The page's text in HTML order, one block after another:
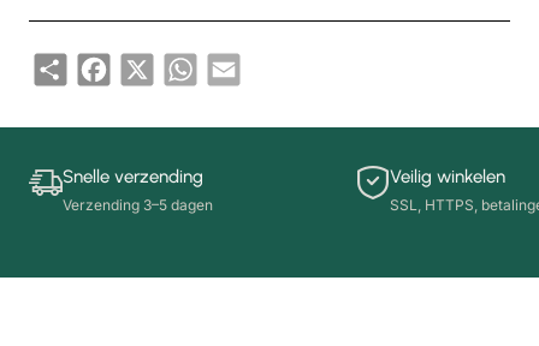
ShareFacebook
X WhatsApp
Email
Snelle verzending
Verzending 3–5 dagen
Veilig winkelen
SSL, HTTPS,